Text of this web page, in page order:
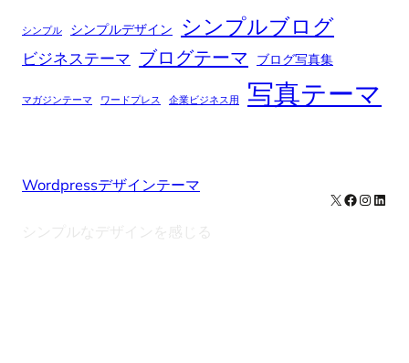
シンプル シンプルデザイン シンプルブログ
ビジネステーマ ブログテーマ ブログ写真集
マガジンテーマ ワードプレス 企業ビジネス用 写真テーマ
Wordpressデザインテーマ
シンプルなデザインを感じる
X Facebook